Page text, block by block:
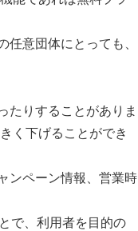
意団体にとっても、
たりすることがありま
く下げることができ
ンペーン情報、営業時
で、利用者を目的の